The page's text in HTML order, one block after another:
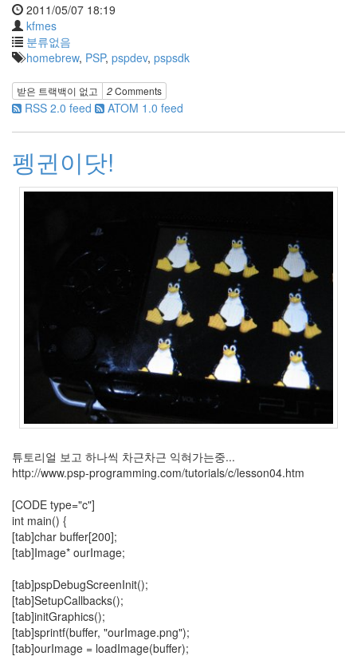
2011/05/07 18:19
kfmes
분류없음
homebrew, PSP, pspdev, pspsdk
받은 트랙백이 없고 2Comments
RSS 2.0 feed ATOM 1.0 feed
펭귄이닷!
튜토리얼 보고 하나씩 차근차근 익혀가는중...
http://www.psp-programming.com/tutorials/c/lesson04.htm
[CODE type="c"]
int main() {
[tab]char buffer[200];
[tab]Image* ourImage;
[tab]pspDebugScreenInit();
[tab]SetupCallbacks();
[tab]initGraphics();
[tab]sprintf(buffer, "ourImage.png");
[tab]ourImage = loadImage(buffer);